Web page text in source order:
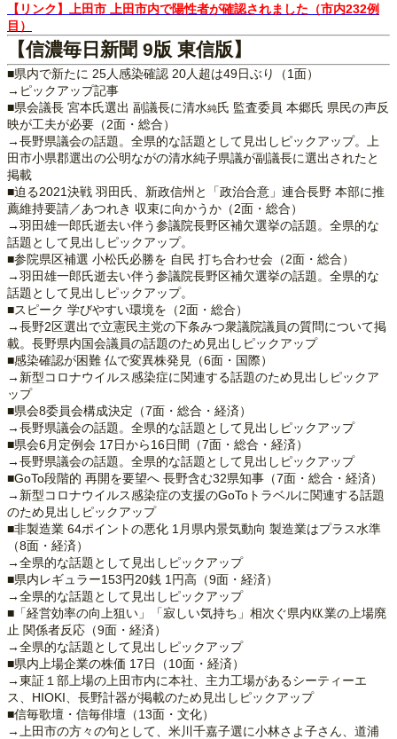
【リンク】上田市 上田市内で陽性者が確認されました（市内232例
目）
【信濃毎日新聞 9版 東信版】
■県内で新たに 25人感染確認 20人超は49日ぶり（1面）
→ピックアップ記事
■県会議長 宮本氏選出 副議長に清水純氏 監査委員 本郷氏 県民の声反
映が工夫が必要（2面・総合）
→長野県議会の話題。全県的な話題として見出しピックアップ。上
田市小県郡選出の公明ながの清水純子県議が副議長に選出されたと
掲載
■迫る2021決戦 羽田氏、新政信州と「政治合意」連合長野 本部に推
薦維持要請／あつれき 収束に向かうか（2面・総合）
→羽田雄一郎氏逝去い伴う参議院長野区補欠選挙の話題。全県的な
話題として見出しピックアップ。
■参院県区補選 小松氏必勝を 自民 打ち合わせ会（2面・総合）
→羽田雄一郎氏逝去い伴う参議院長野区補欠選挙の話題。全県的な
話題として見出しピックアップ。
■スピーク 学びやすい環境を（2面・総合）
→長野2区選出で立憲民主党の下条みつ衆議院議員の質問について掲
載。長野県内国会議員の話題のため見出しピックアップ
■感染確認が困難 仏で変異株発見（6面・国際）
→新型コロナウイルス感染症に関連する話題のため見出しピックア
ップ
■県会8委員会構成決定（7面・総合・経済）
→長野県議会の話題。全県的な話題として見出しピックアップ
■県会6月定例会 17日から16日間（7面・総合・経済）
→長野県議会の話題。全県的な話題として見出しピックアップ
■GoTo段階的 再開を要望へ 長野含む32県知事（7面・総合・経済）
→新型コロナウイルス感染症の支援のGoToトラベルに関連する話題
のため見出しピックアップ
■非製造業 64ポイントの悪化 1月県内景気動向 製造業はプラス水準
（8面・経済）
→全県的な話題として見出しピックアップ
■県内レギュラー153円20銭 1円高（9面・経済）
→全県的な話題として見出しピックアップ
■「経営効率の向上狙い」「寂しい気持ち」相次ぐ県内㏍業の上場廃
止 関係者反応（9面・経済）
→全県的な話題として見出しピックアップ
■県内上場企業の株価 17日（10面・経済）
→東証１部上場の上田市内に本社、主力工場があるシーティーエ
ス、HIOKI、長野計器が掲載のため見出しピックアップ
■信毎歌壇・信毎俳壇（13面・文化）
→上田市の方々の句として、米川千嘉子選に小林さよ子さん、道浦